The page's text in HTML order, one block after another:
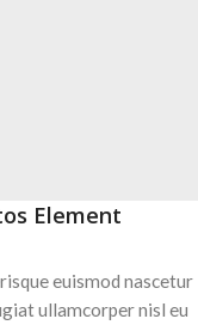
Element
euismod nascetur
ullamcorper nisl eu